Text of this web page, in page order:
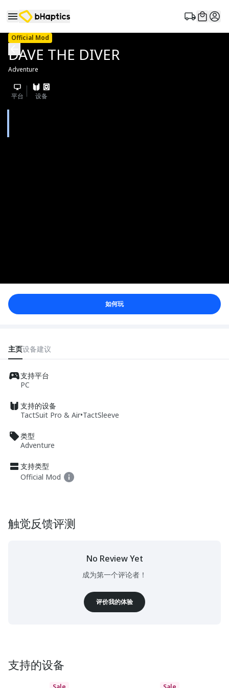
Official Mod
DAVE THE DIVER
Adventure
平台 设备
如何玩
主页设备建议
支持平台
PC
支持的设备
TactSuit Pro & Air•TactSleeve
类型
Adventure
支持类型
Official Mod
触觉反馈评测
No Review Yet
成为第一个评论者！
评价我的体验
支持的设备